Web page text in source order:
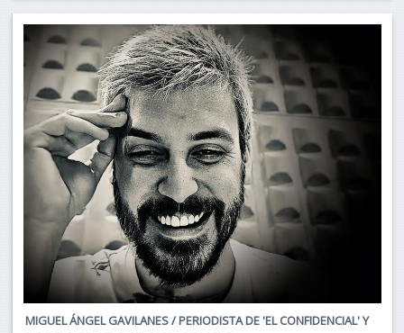
MIGUEL ÁNGEL GAVILANES / PERIODISTA DE 'EL CONFIDENCIAL' Y